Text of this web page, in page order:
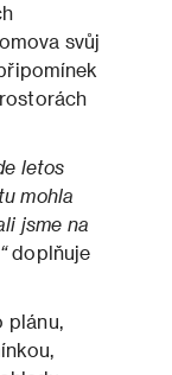
svůj
letos
mohla
jsme na
doplňuje
plánu,